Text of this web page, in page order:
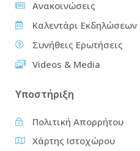
Ανακοινώσεις
Καλεντάρι Εκδηλώσεων
Συνήθεις Ερωτήσεις
Videos & Media
Υποστήριξη
Πολιτική Απορρήτου
Χάρτης Ιστοχώρου